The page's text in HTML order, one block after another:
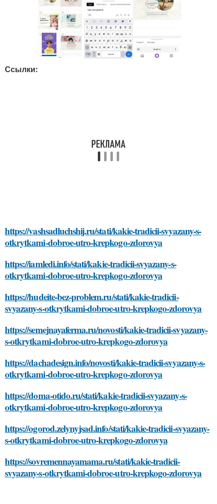
Ссылки:
https://vashsadluchshij.ru/stati/kakie-tradicii-svyazany-s-
otkrytkami-dobroe-utro-krepkogo-zdorovya
https://iamledi.info/stati/kakie-tradicii-svyazany-s-
otkrytkami-dobroe-utro-krepkogo-zdorovya
https://hudeite-bez-problem.ru/stati/kakie-tradicii-
svyazany-s-otkrytkami-dobroe-utro-krepkogo-zdorovya
https://semejnayaferma.ru/novosti/kakie-tradicii-svyazany-
s-otkrytkami-dobroe-utro-krepkogo-zdorovya
https://dachadesign.info/novosti/kakie-tradicii-svyazany-s-
otkrytkami-dobroe-utro-krepkogo-zdorovya
https://doma-otido.ru/stati/kakie-tradicii-svyazany-s-
otkrytkami-dobroe-utro-krepkogo-zdorovya
https://ogorod.zelynyjsad.info/stati/kakie-tradicii-svyazany-
s-otkrytkami-dobroe-utro-krepkogo-zdorovya
https://sovremennayamama.ru/stati/kakie-tradicii-
svyazany-s-otkrytkami-dobroe-utro-krepkogo-zdorovya